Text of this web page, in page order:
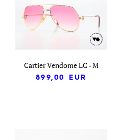
Cartier Vendome LC - M
899,00
EUR